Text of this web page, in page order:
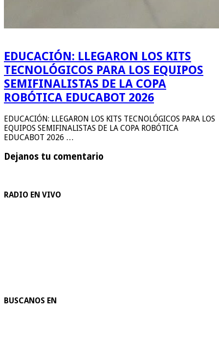
EDUCACIÓN: LLEGARON LOS KITS
TECNOLÓGICOS PARA LOS EQUIPOS
SEMIFINALISTAS DE LA COPA
ROBÓTICA EDUCABOT 2026
EDUCACIÓN: LLEGARON LOS KITS TECNOLÓGICOS PARA LOS
EQUIPOS SEMIFINALISTAS DE LA COPA ROBÓTICA
EDUCABOT 2026 …
Dejanos tu comentario
RADIO EN VIVO
BUSCANOS EN